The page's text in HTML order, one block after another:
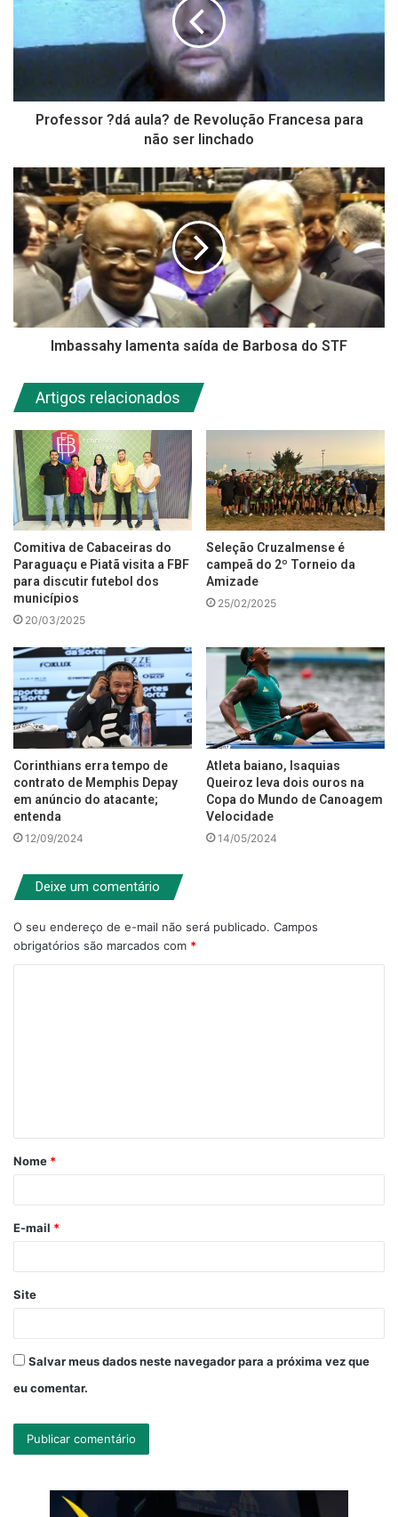
Professor ?dá aula? de Revolução Francesa para
não ser linchado
Imbassahy lamenta saída de Barbosa do STF
Artigos relacionados
Comitiva de Cabaceiras do
Paraguaçu e Piatã visita a FBF
para discutir futebol dos
municípios
20/03/2025
Seleção Cruzalmense é
campeã do 2º Torneio da
Amizade
25/02/2025
Corinthians erra tempo de
contrato de Memphis Depay
em anúncio do atacante;
entenda
12/09/2024
Atleta baiano, Isaquias
Queiroz leva dois ouros na
Copa do Mundo de Canoagem
Velocidade
14/05/2024
Deixe um comentário
O seu endereço de e-mail não será publicado. Campos
obrigatórios são marcados com *
á
r
*
Nome *
E-mail *
Site
Salvar meus dados neste navegador para a próxima vez que
eu comentar.